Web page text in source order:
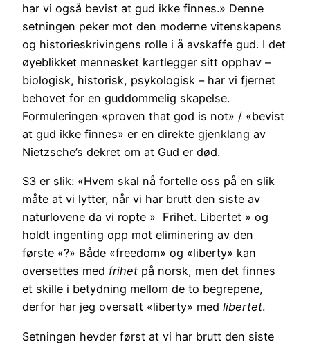
har vi også bevist at gud ikke finnes.» Denne
setningen peker mot den moderne vitenskapens
og historieskrivingens rolle i å avskaffe gud. I det
øyeblikket mennesket kartlegger sitt opphav –
biologisk, historisk, psykologisk – har vi fjernet
behovet for en guddommelig skapelse.
Formuleringen «proven that god is not» / «bevist
at gud ikke finnes» er en direkte gjenklang av
Nietzsche’s dekret om at Gud er død.
S3 er slik: «Hvem skal nå fortelle oss på en slik
måte at vi lytter, når vi har brutt den siste av
naturlovene da vi ropte » Frihet. Libertet » og
holdt ingenting opp mot eliminering av den
første «?» Både «freedom» og «liberty» kan
oversettes med frihet på norsk, men det finnes
et skille i betydning mellom de to begrepene,
derfor har jeg oversatt «liberty» med libertet.
Setningen hevder først at vi har brutt den siste